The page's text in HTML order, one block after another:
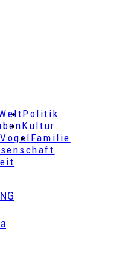
Politik
Kultur
Familie